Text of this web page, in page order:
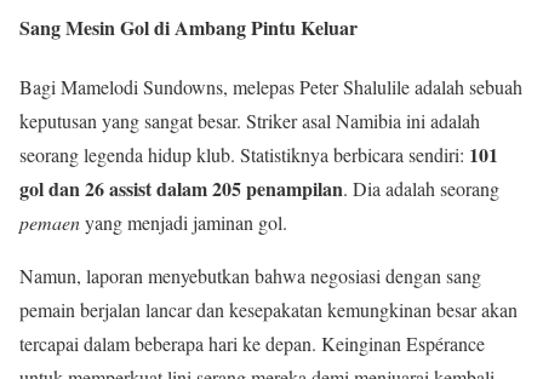
Sang Mesin Gol di Ambang Pintu Keluar
Bagi Mamelodi Sundowns, melepas Peter Shalulile adalah sebuah
keputusan yang sangat besar. Striker asal Namibia ini adalah
seorang legenda hidup klub. Statistiknya berbicara sendiri: 101
gol dan 26 assist dalam 205 penampilan. Dia adalah seorang
pemaenyang menjadi jaminan gol.
Namun, laporan menyebutkan bahwa negosiasi dengan sang
pemain berjalan lancar dan kesepakatan kemungkinan besar akan
tercapai dalam beberapa hari ke depan. Keinginan Espérance